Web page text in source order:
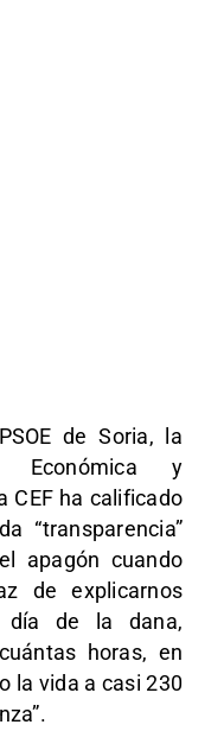
de Soria, la
Económica y
CEF ha calificado
“transparencia”
apagón cuando
de explicarnos
día de la dana,
horas, en
la vida a casi 230